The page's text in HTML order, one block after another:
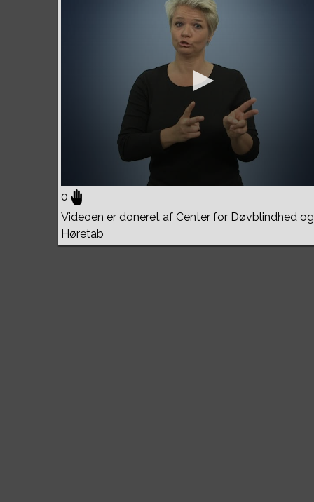
0
Videoen er doneret af Center for Døvblindhed og
Høretab